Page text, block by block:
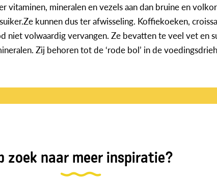
vitaminen, mineralen en vezels aan dan bruine en
kunnen dus ter afwisseling. Koffiekoeken,
niet volwaardig vervangen. Ze bevatten te veel vet en
Zij behoren tot de ‘rode bol’ in de
zoek naar meer inspiratie?